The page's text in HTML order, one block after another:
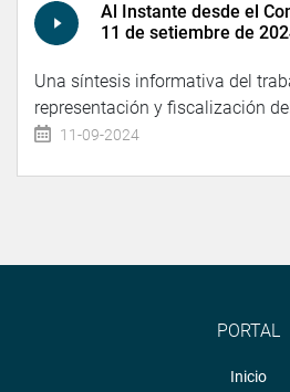
Al Instante desde el
11 de setiembre de
Una síntesis informativa del
representación y fiscalización
11-09-2024
PORTAL
Inicio